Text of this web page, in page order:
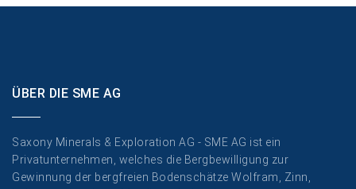
ÜBER DIE SME AG
Saxony Minerals & Exploration AG - SME AG ist ein
Privatunternehmen, welches die Bergbewilligung zur
Gewinnung der bergfreien Bodenschätze Wolfram, Zinn,